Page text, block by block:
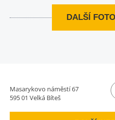
DALŠÍ
Masarykovo náměstí 67
595 01 Velká Bíteš